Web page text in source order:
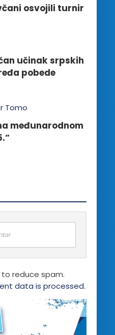
osvojili turnir
učinak srpskih
pobede
međunarodnom
to reduce spam.
data is processed.